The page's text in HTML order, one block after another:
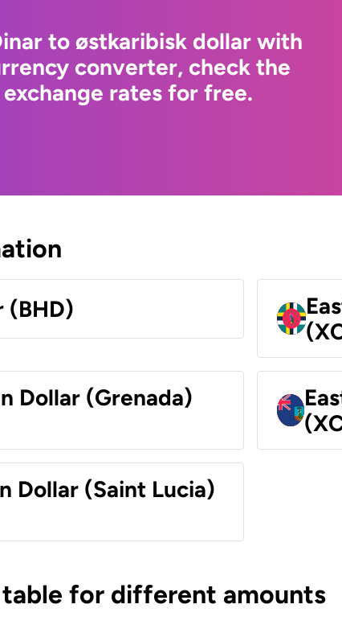
to østkaribisk dollar with
converter, check the
rates for free.
(BHD)
Dollar (Grenada)
Dollar (Saint Lucia)
for different amounts